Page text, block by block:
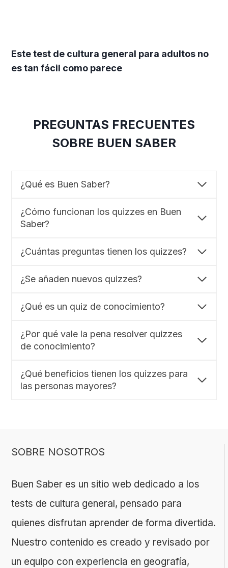
Este test de cultura general para adultos no
es tan fácil como parece
PREGUNTAS FRECUENTES
SOBRE BUEN SABER
¿Qué es Buen Saber?
¿Cómo funcionan los quizzes en Buen
Saber?
¿Cuántas preguntas tienen los quizzes?
¿Se añaden nuevos quizzes?
¿Qué es un quiz de conocimiento?
¿Por qué vale la pena resolver quizzes
de conocimiento?
¿Qué beneficios tienen los quizzes para
las personas mayores?
SOBRE NOSOTROS
Buen Saber es un sitio web dedicado a los
tests de cultura general, pensado para
quienes disfrutan aprender de forma divertida.
Nuestro contenido es creado y revisado por
un equipo con experiencia en geografía,